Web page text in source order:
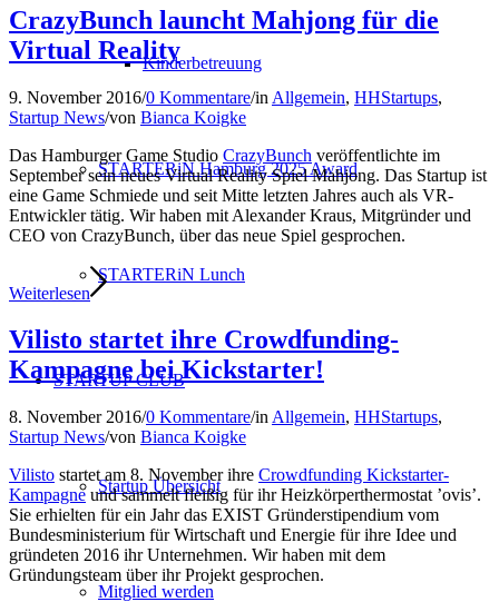
Kinderbetreuung
STARTERiN Hamburg 2025 Award
STARTERiN Lunch
STARTUP CLUB
Startup Übersicht
Mitglied werden
CrazyBunch launcht Mahjong für die
Virtual Reality
9. November 2016/0 Kommentare/in Allgemein, HHStartups,
Startup News/von Bianca Koigke
Das Hamburger Game Studio CrazyBunch veröffentlichte im
September sein neues Virtual Reality Spiel Mahjong. Das Startup ist
eine Game Schmiede und seit Mitte letzten Jahres auch als VR-
Entwickler tätig. Wir haben mit Alexander Kraus, Mitgründer und
CEO von CrazyBunch, über das neue Spiel gesprochen.
Weiterlesen
Vilisto startet ihre Crowdfunding-
Kampagne bei Kickstarter!
8. November 2016/0 Kommentare/in Allgemein, HHStartups,
Startup News/von Bianca Koigke
Vilisto startet am 8. November ihre Crowdfunding Kickstarter-
Kampagneund sammelt fleißig für ihr Heizkörperthermostat ’ovis’.
Sie erhielten für ein Jahr das EXIST Gründerstipendium vom
Bundesministerium für Wirtschaft und Energie für ihre Idee und
gründeten 2016 ihr Unternehmen. Wir haben mit dem
Gründungsteam über ihr Projekt gesprochen.